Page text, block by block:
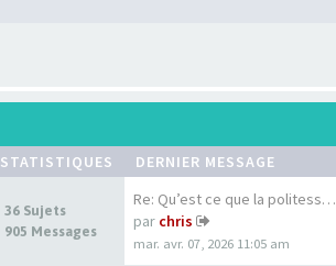
STATISTIQUES DERNIER MESSAGE
36 Sujets
905 Messages
Re: Qu’est ce que la politess…
par chris
mar. avr. 07, 2026 11:05 am